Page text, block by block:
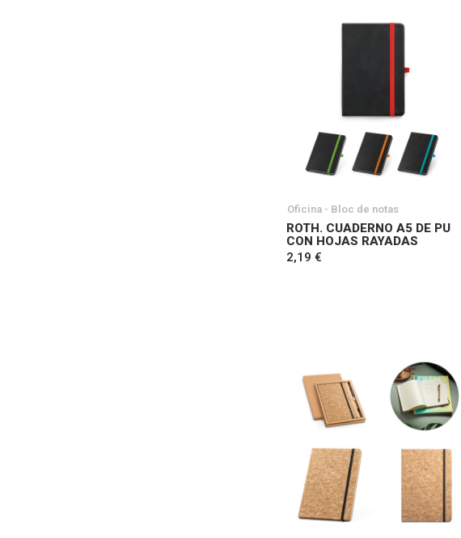
Oficina - Bloc de notas
ROTH. CUADERNO A5 DE PU
CON HOJAS RAYADAS
2,19 €